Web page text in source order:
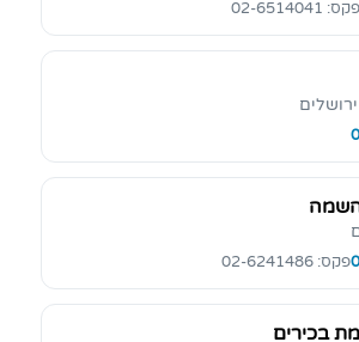
פקס: 02-6514041
השמה
פקס: 02-6241486